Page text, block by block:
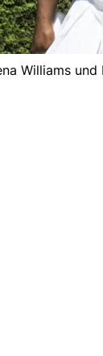
Williams